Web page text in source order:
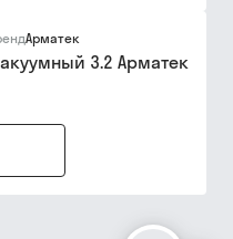
Арматек
3.2 Арматек